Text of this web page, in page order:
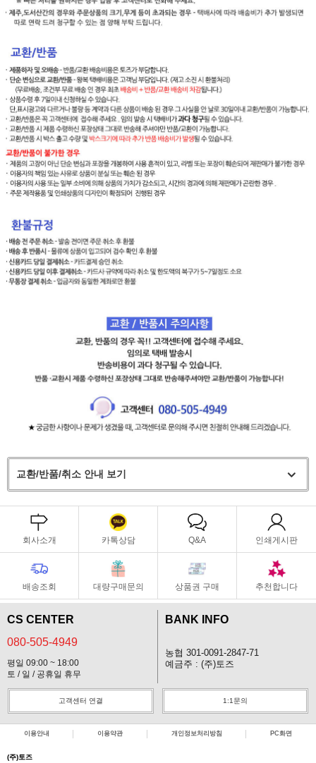
교환/반품/취소 안내 보기
회사소개 카톡상담 Q&A 인쇄게시판
배송조회 대량구매문의 상품권 구매 추천합니다
CS CENTER
080-505-4949
평일 09:00 ~ 18:00
토 / 일 / 공휴일 휴무
BANK INFO
농협 301-0091-2847-71
예금주 : (주)토즈
고객센터 연결 1:1문의
이용안내 이용약관 개인정보처리방침 PC화면
(주)토즈